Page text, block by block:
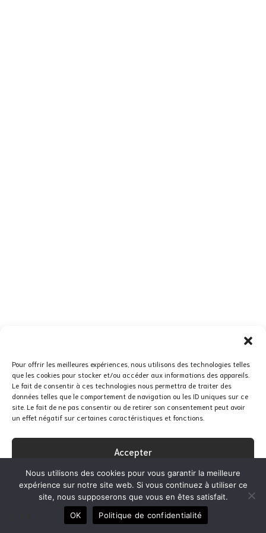
Pour offrir les meilleures expériences, nous utilisons des technologies telles
que les cookies pour stocker et/ou accéder aux informations des appareils.
Le fait de consentir à ces technologies nous permettra de traiter des
données telles que le comportement de navigation ou les ID uniques sur ce
site. Le fait de ne pas consentir ou de retirer son consentement peut avoir
un effet négatif sur certaines caractéristiques et fonctions.
Accepter
Refuser
Voir les préférences
Nous utilisons des cookies pour vous garantir la meilleure
expérience sur notre site web. Si vous continuez à utiliser ce
site, nous supposerons que vous en êtes satisfait.
OK
Politique de confidentialité